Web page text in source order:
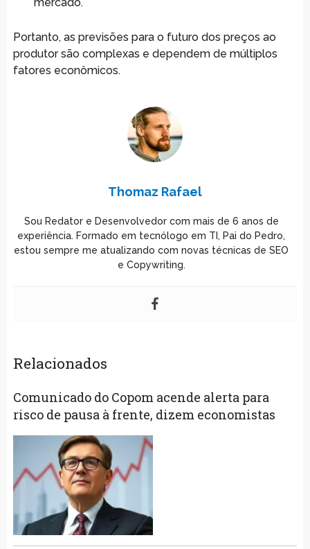
mercado.
Portanto, as previsões para o futuro dos preços ao
produtor são complexas e dependem de múltiplos
fatores econômicos.
Thomaz Rafael
Sou Redator e Desenvolvedor com mais de 6 anos de
experiência. Formado em tecnólogo em TI, Pai do Pedro,
estou sempre me atualizando com novas técnicas de SEO
e Copywriting.
Relacionados
Comunicado do Copom acende alerta para
risco de pausa à frente, dizem economistas